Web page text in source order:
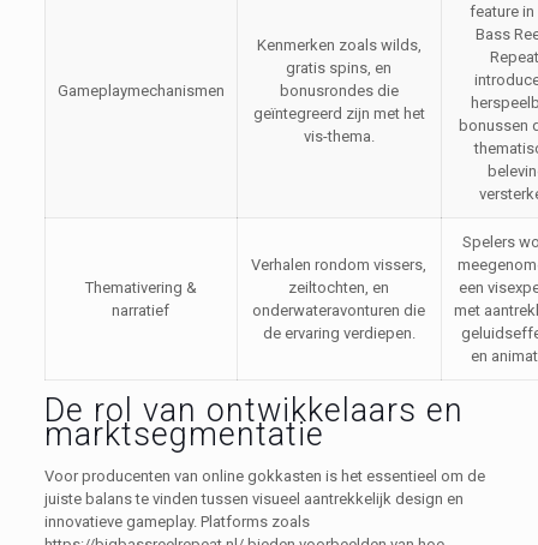
Gameplaymechanismen
Kenmerken zoals wilds,
gratis spins, en
bonusrondes die
geïntegreerd zijn met het
vis-thema.
feature in
Bass
bonussen
Themativering &
narratief
Verhalen rondom vissers,
zeiltochten, en
onderwateravonturen die
de ervaring verdiepen.
Spelers
een
met
en
De rol van ontwikkelaars en
marktsegmentatie
Voor producenten van online gokkasten is het essentieel om de
juiste balans te vinden tussen visueel aantrekkelijk design en
innovatieve gameplay. Platforms zoals